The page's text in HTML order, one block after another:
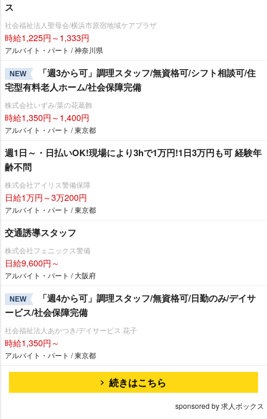
ス
社会福祉法人聖母会/横浜市原宿地域ケアプラザ
時給1,225円～1,333円
アルバイト・パート / 神奈川県
NEW
「週3から可」調理スタッフ/無資格可/シフト相談可/住
宅型有料老人ホーム/社会保障完備
株式会社いずみ/菜の花葛飾
時給1,350円～1,400円
アルバイト・パート / 東京都
週1日～・日払いOK!現場により3hで1万円!1日3万円も可 経験年
齢不問
株式会社アイリス警備保障
日給1万円～3万200円
アルバイト・パート / 東京都
交通誘導スタッフ
株式会社フェニックス警備
日給9,600円～
アルバイト・パート / 大阪府
NEW
「週4から可」調理スタッフ/無資格可/日勤のみ/デイサ
ービス/社会保障完備
社会福祉法人あかつき/デイサービス 花子
時給1,350円～
アルバイト・パート / 東京都
続きはこちら
sponsored by 求人ボックス